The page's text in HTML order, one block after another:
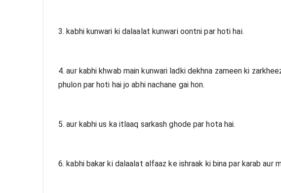
3. kabhi kunwari ki dalaalat kunwari oontni par hoti hai.
4. aur kabhi khwab main kunwari ladki dekhna zameen ki
phulon par hoti hai jo abhi nachane gai hon.
5. aur kabhi us ka itlaaq sarkash ghode par hota hai.
6. kabhi bakar ki dalaalat alfaaz ke ishraak ki bina par karab aur